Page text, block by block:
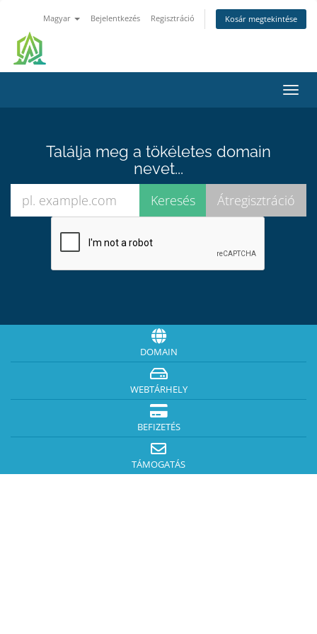
Magyar Bejelentkezés Regisztráció Kosár megtekintése
a
Találja meg a tökéletes domain
nevet...
DOMAIN
WEBTÁRHELY
BEFIZETÉS
TÁMOGATÁS